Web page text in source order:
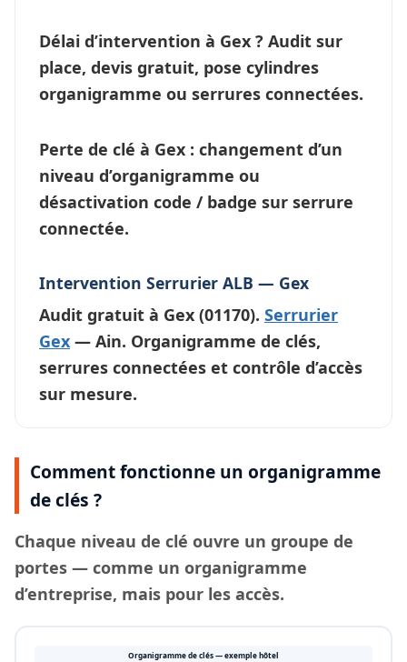
Délai d’intervention à Gex ? Audit sur
place, devis gratuit, pose cylindres
organigramme ou serrures connectées.
Perte de clé à Gex : changement d’un
niveau d’organigramme ou
désactivation code / badge sur serrure
connectée.
Intervention Serrurier ALB — Gex
Audit gratuit à Gex (01170). Serrurier
Gex — Ain. Organigramme de clés,
serrures connectées et contrôle d’accès
sur mesure.
Comment fonctionne un organigramme
de clés ?
Chaque niveau de clé ouvre un groupe de
portes — comme un organigramme
d’entreprise, mais pour les accès.
Organigramme de clés — exemple hôtel